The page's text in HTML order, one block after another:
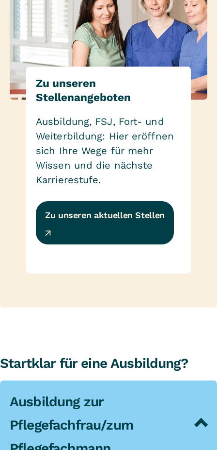
Zu unseren
Stellenangeboten
Ausbildung, FSJ, Fort- und
Weiterbildung: Hier eröffnen
sich Ihre Wege für mehr
Wissen und die nächste
Karrierestufe.
Zu unseren aktuellen Stellen
Startklar für eine Ausbildung?
Ausbildung zur
Pflegefachfrau/zum